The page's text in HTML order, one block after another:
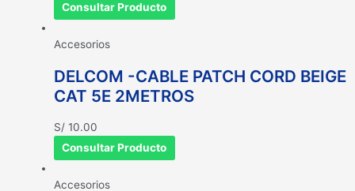
Consultar Producto
Accesorios
DELCOM -CABLE PATCH CORD BEIGE
CAT 5E 2METROS
S/ 10.00
Consultar Producto
Accesorios